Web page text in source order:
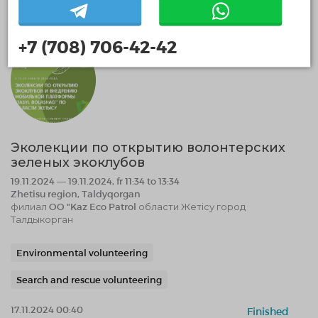
Эколекции по открытию волонтерских
зеленых экоклубов
19.11.2024 — 19.11.2024, fr 11:34 to 13:34
Zhetisu region, Taldyqorgan
филиал OO "Kaz Eco Patrol области Жетісу город
Талдыкорган
Environmental volunteering
Search and rescue volunteering
17.11.2024 00:40 Finished
+7 (708) 706-42-42